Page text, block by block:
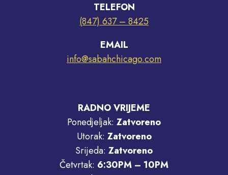
TELEFON
(847) 637 – 8425
EMAIL
info@sabahchicago.com
RADNO VRIJEME
Ponedjeljak: Zatvoreno
Utorak: Zatvoreno
Srijeda: Zatvoreno
Četvrtak: 6:30PM – 10PM